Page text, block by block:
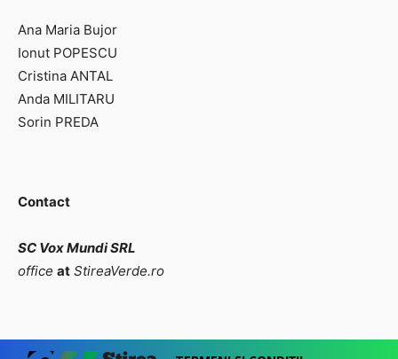
Ana Maria Bujor
Ionut POPESCU
Cristina ANTAL
Anda MILITARU
Sorin PREDA
Contact
SC Vox Mundi SRL
office at StireaVerde.ro